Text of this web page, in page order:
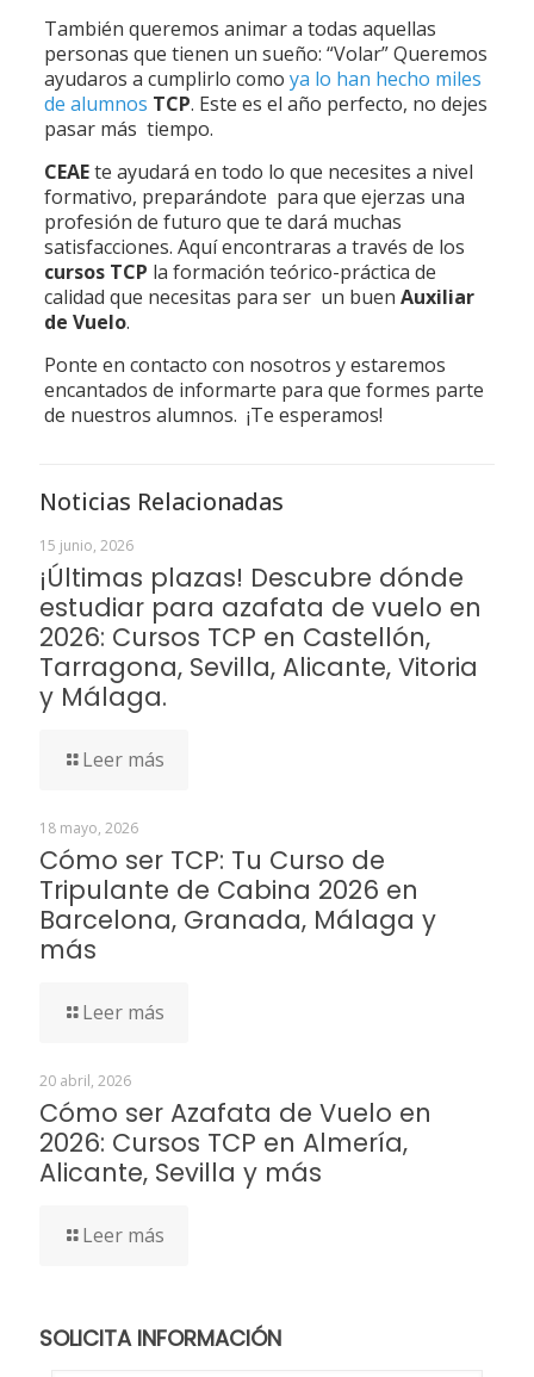
También queremos animar a todas aquellas
personas que tienen un sueño: “Volar” Queremos
ayudaros a cumplirlo como ya lo han hecho miles
de alumnos TCP. Este es el año perfecto, no dejes
pasar más tiempo.
CEAEte ayudará en todo lo que necesites a nivel
formativo, preparándote para que ejerzas una
profesión de futuro que te dará muchas
satisfacciones. Aquí encontraras a través de los
cursos TCP la formación teórico-práctica de
calidad que necesitas para ser un buen Auxiliar
de Vuelo.
Ponte en contacto con nosotros y estaremos
encantados de informarte para que formes parte
de nuestros alumnos. ¡Te esperamos!
Noticias Relacionadas
15 junio, 2026
¡Últimas plazas! Descubre dónde
estudiar para azafata de vuelo en
2026: Cursos TCP en Castellón,
Tarragona, Sevilla, Alicante, Vitoria
y Málaga.
Leer más
18 mayo, 2026
Cómo ser TCP: Tu Curso de
Tripulante de Cabina 2026 en
Barcelona, Granada, Málaga y
más
Leer más
20 abril, 2026
Cómo ser Azafata de Vuelo en
2026: Cursos TCP en Almería,
Alicante, Sevilla y más
Leer más
SOLICITA INFORMACIÓN